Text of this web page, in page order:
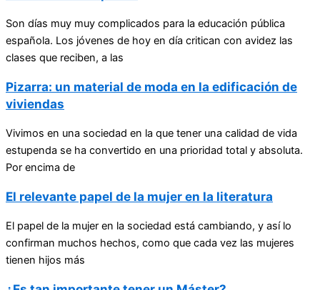
Son días muy muy complicados para la educación pública
española. Los jóvenes de hoy en día critican con avidez las
clases que reciben, a las
Pizarra: un material de moda en la edificación de
viviendas
Vivimos en una sociedad en la que tener una calidad de vida
estupenda se ha convertido en una prioridad total y absoluta.
Por encima de
El relevante papel de la mujer en la literatura
El papel de la mujer en la sociedad está cambiando, y así lo
confirman muchos hechos, como que cada vez las mujeres
tienen hijos más